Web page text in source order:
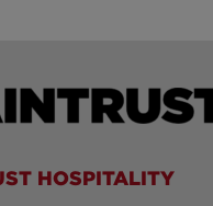
HOSPITALITY